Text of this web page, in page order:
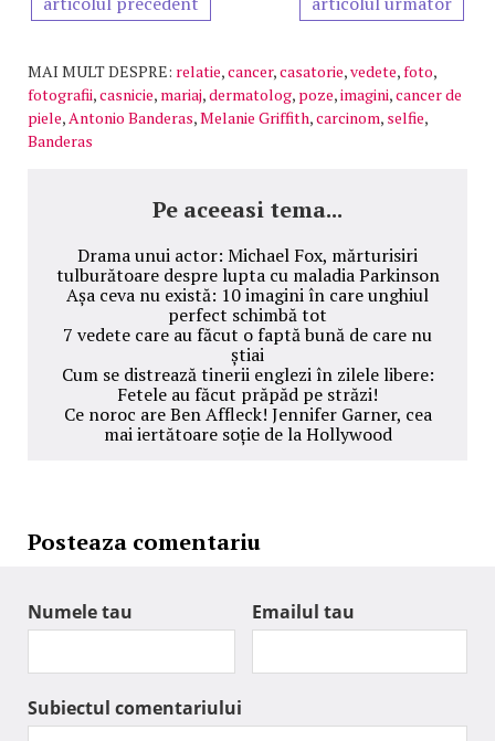
MAI MULT DESPRE: relatie,cancer,casatorie,vedete,foto,
fotografii,casnicie, mariaj,dermatolog, poze,imagini,cancer de
piele,Antonio Banderas,Melanie Griffith,carcinom, selfie,
Banderas
Pe aceeasi tema...
Drama unui actor: Michael Fox, mărturisiri
tulburătoare despre lupta cu maladia Parkinson
Așa ceva nu există: 10 imagini în care unghiul
perfect schimbă tot
7 vedete care au făcut o faptă bună de care nu
știai
Cum se distrează tinerii englezi în zilele libere:
Fetele au făcut prăpăd pe străzi!
Ce noroc are Ben Affleck! Jennifer Garner, cea
mai iertătoare soție de la Hollywood
Posteaza comentariu
Numele tau Emailul tau
Subiectul comentariului